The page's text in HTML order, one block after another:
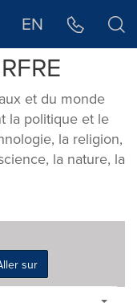
EN
et du monde
la politique et le
la religion,
la nature, la
sur